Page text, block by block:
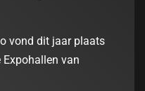
vond dit jaar plaats
Expohallen van